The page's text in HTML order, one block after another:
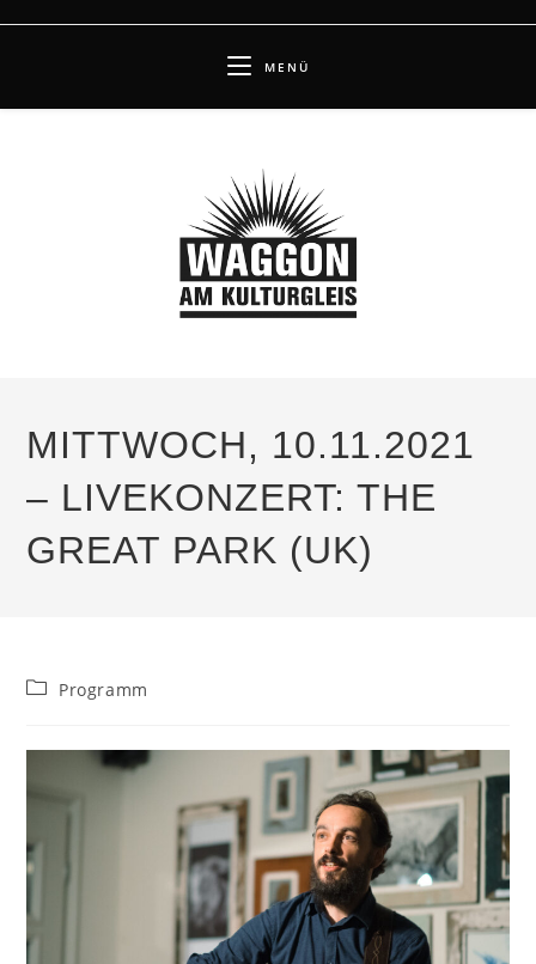
MENÜ
MITTWOCH, 10.11.2021
– LIVEKONZERT: THE
GREAT PARK (UK)
Beitrags-
Programm